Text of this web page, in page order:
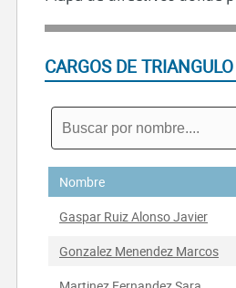
CARGOS DE
Nombre
Gaspar Ruiz Alonso Javier
Gonzalez Menendez Marcos